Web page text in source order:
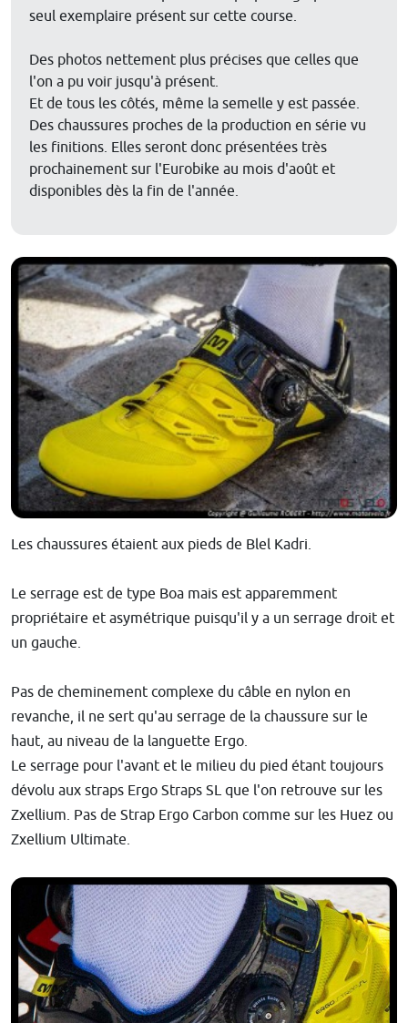
seul exemplaire présent sur cette course.
Des photos nettement plus précises que celles que
l'on a pu voir jusqu'à présent.
Et de tous les côtés, même la semelle y est passée.
Des chaussures proches de la production en série vu
les finitions. Elles seront donc présentées très
prochainement sur l'Eurobike au mois d'août et
disponibles dès la fin de l'année.
Les chaussures étaient aux pieds de Blel Kadri.
Le serrage est de type Boa mais est apparemment
propriétaire et asymétrique puisqu'il y a un serrage droit et
un gauche.
Pas de cheminement complexe du câble en nylon en
revanche, il ne sert qu'au serrage de la chaussure sur le
haut, au niveau de la languette Ergo.
Le serrage pour l'avant et le milieu du pied étant toujours
dévolu aux straps Ergo Straps SL que l'on retrouve sur les
Zxellium. Pas de Strap Ergo Carbon comme sur les Huez ou
Zxellium Ultimate.